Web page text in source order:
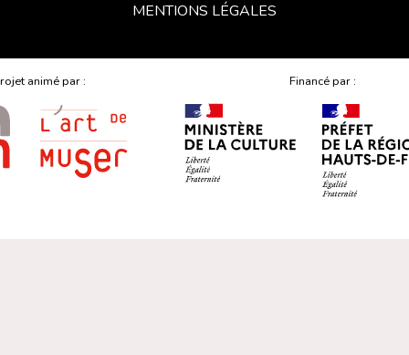
MENTIONS LÉGALES
animé par : Financé par :